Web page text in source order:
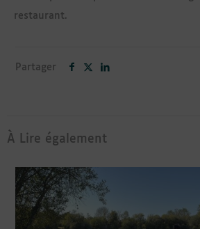
restaurant.
Partager
À Lire également